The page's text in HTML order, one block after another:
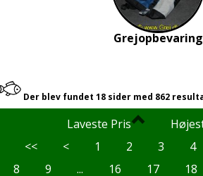
Grejopbevaring
Der blev fundet 18 sider med 862
Laveste Pris
<<
< 1 2 3 4
8
9 ... 16 17 18